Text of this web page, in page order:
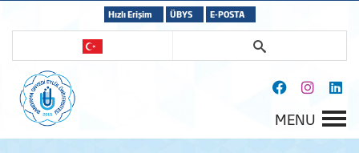
Hızlı Erişim ÜBYS E-POSTA
MENU